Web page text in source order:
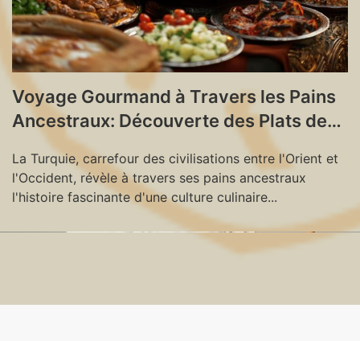
Voyage Gourmand à Travers les Pains
Ancestraux: Découverte des Plats de
Traditions en Turquie
La Turquie, carrefour des civilisations entre l'Orient et
l'Occident, révèle à travers ses pains ancestraux
l'histoire fascinante d'une culture culinaire...